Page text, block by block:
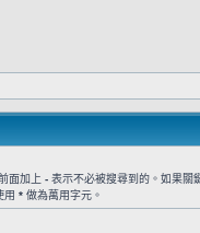
面加上 - 表示不必被搜尋到的。如果關
用 * 做為萬用字元。